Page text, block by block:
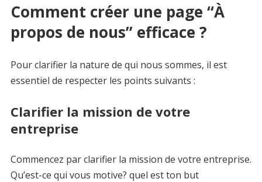
Comment créer une page “À
propos de nous” efficace ?
Pour clarifier la nature de qui nous sommes, il est
essentiel de respecter les points suivants :
Clarifier la mission de votre
entreprise
Commencez par clarifier la mission de votre entreprise.
Qu’est-ce qui vous motive? quel est ton but